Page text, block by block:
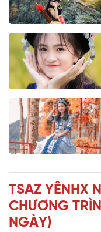
TSAZ YÊNHX
CHƯƠNG
NGÀY)